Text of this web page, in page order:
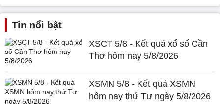
Tin nổi bật
XSCT 5/8 - Kết quả xổ số Cần
Thơ hôm nay 5/8/2026
XSMN 5/8 - Kết quả XSMN
hôm nay thứ Tư ngày 5/8/2026